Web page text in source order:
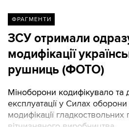
ФРАГМЕНТИ
ЗСУ отримали
модифікації
рушниць (ФОТО)
Міноборони кодифікувало та
експлуатації у Силах оборони
модифікації